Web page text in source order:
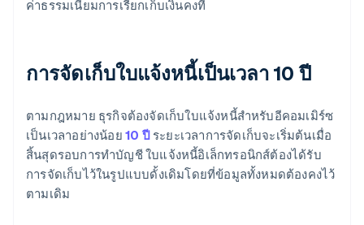
ค่าธรรมเนียมการเรียกเก็บเงินคงที่
การจัดเก็บใบแจ้งหนี้เป็นเวลา 10 ปี
ตามกฎหมาย ธุรกิจต้องจัดเก็บใบแจ้งหนี้สำหรับอีคอมเมิร์ซ
เป็นเวลาอย่างน้อย 10 ปีระยะเวลาการจัดเก็บจะเริ่มต้นเมื่อ
สิ้นสุดรอบการทำบัญชี ใบแจ้งหนี้อิเล็กทรอนิกส์ต้องได้รับ
การจัดเก็บไว้ในรูปแบบดั้งเดิมโดยที่ข้อมูลทั้งหมดต้องคงไว้
ตามเดิม